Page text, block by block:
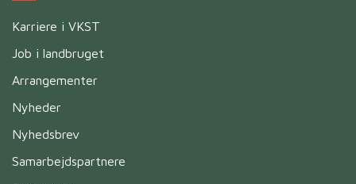
Karriere i VKST
Job i landbruget
Arrangementer
Nyheder
Nyhedsbrev
Samarbejdspartnere